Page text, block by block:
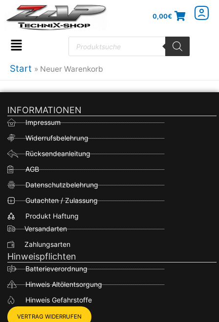
Inhalt
springen
0,00€
Flyout
Menu
Products
search
Start Neuer Warenkorb
INFORMATIONEN
Impressum
Widerrufsbelehrung
Rücksendeanleitung
AGB
Datenschutzbelehrung
Gutachten / Zulassung
Produkt Haftung
Versandarten
Zahlungsarten
Hinweispflichten
Batterieverordnung
Hinweis Altölentsorgung
Hinweis Gefahrstoffe
VERTRAG WIDERRUFEN